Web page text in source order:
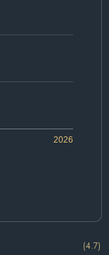
2026
(4.7)